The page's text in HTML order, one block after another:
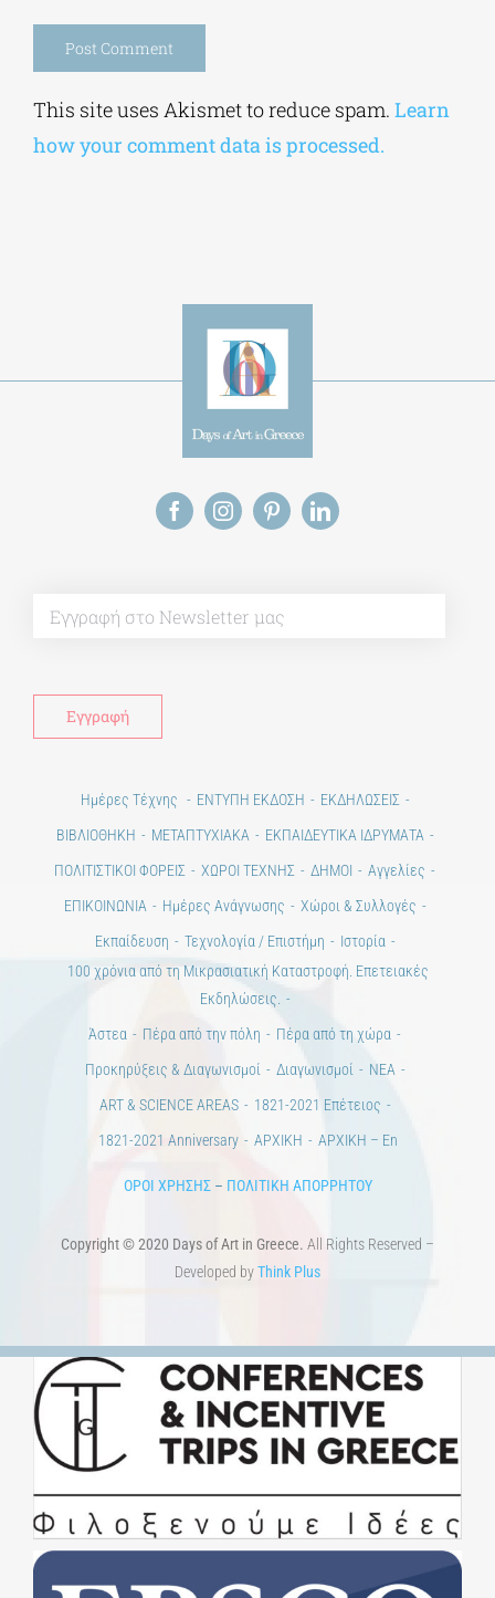
This site uses Akismet to reduce spam. Learn
how your comment data is processed.
Ημέρες Τέχνης ΕΝΤΥΠΗ ΕΚΔΟΣΗ
ΕΚΔΗΛΩΣΕΙΣ
ΒΙΒΛΙΟΘΗΚΗ
ΜΕΤΑΠΤΥΧΙΑΚΑ
ΕΚΠΑΙΔΕΥΤΙΚΑ ΙΔΡΥΜΑΤΑ
ΠΟΛΙΤΙΣΤΙΚΟΙ ΦΟΡΕΙΣ
ΧΩΡΟΙ ΤΕΧΝΗΣ ΔΗΜΟΙ
Αγγελίες
ΕΠΙΚΟΙΝΩΝΙΑ
Ημέρες Ανάγνωσης
Χώροι & Συλλογές
Εκπαίδευση
Τεχνολογία / Επιστήμη
Ιστορία
100 χρόνια από τη Μικρασιατική Καταστροφή. Επετειακές
Εκδηλώσεις.
Άστεα
Πέρα από την πόλη
Πέρα από τη χώρα
Προκηρύξεις & Διαγωνισμοί
Διαγωνισμοί
ΝΕΑ
ART & SCIENCE AREAS
1821-2021 Επέτειος
1821-2021 Anniversary
ΑΡΧΙΚΗ ΑΡΧΙΚΗ – En
ΟΡΟΙ ΧΡΗΣΗΣ– ΠΟΛΙΤΙΚΗ ΑΠΟΡΡΗΤΟΥ
Copyright © 2020 Days of Art in Greece. All Rights Reserved –
Developed byThink Plus